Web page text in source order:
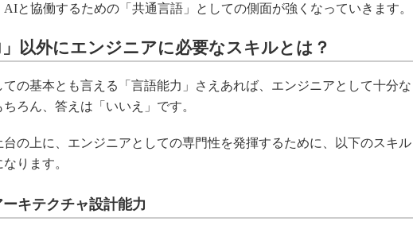
と協働するための「共通言語」としての側面が強くなっていきます。
以外にエンジニアに必要なスキルとは？
ての基本とも言える「言語能力」さえあれば、エンジニアとして十分な
ろん、答えは「いいえ」です。
の上に、エンジニアとしての専門性を発揮するために、以下のスキル
ります。
キテクチャ設計能力